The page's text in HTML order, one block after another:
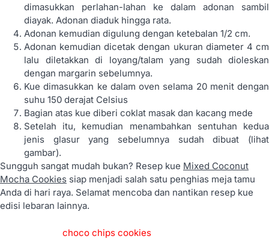
dimasukkan perlahan-lahan ke dalam adonan sambil
diayak. Adonan diaduk hingga rata.
Adonan kemudian digulung dengan ketebalan 1/2 cm.
Adonan kemudian dicetak dengan ukuran diameter 4 cm
lalu diletakkan di loyang/talam yang sudah dioleskan
dengan margarin sebelumnya.
Kue dimasukkan ke dalam oven selama 20 menit dengan
suhu 150 derajat Celsius
Bagian atas kue diberi coklat masak dan kacang mede
Setelah itu, kemudian menambahkan sentuhan kedua
jenis glasur yang sebelumnya sudah dibuat (lihat
gambar).
Sungguh sangat mudah bukan? Resep kue Mixed Coconut
Mocha Cookies siap menjadi salah satu penghias meja tamu
Anda di hari raya. Selamat mencoba dan nantikan resep kue
edisi lebaran lainnya.
choco chips cookies